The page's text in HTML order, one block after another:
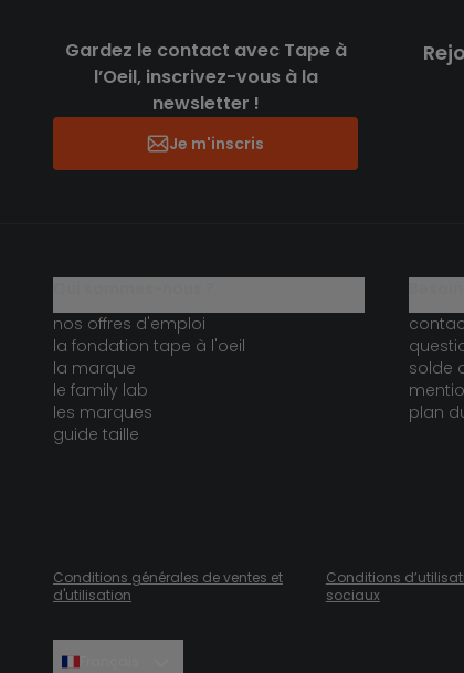
Gardez le contact avec Tape à
l’Oeil, inscrivez-vous à la
newsletter !
Je m'inscris
nos offres d'emploi
la fondation tape à l'oeil
la marque
le family lab
les marques
guide taille
solde
plan
Conditions générales de ventes et
d'utilisation
Conditions
sociaux